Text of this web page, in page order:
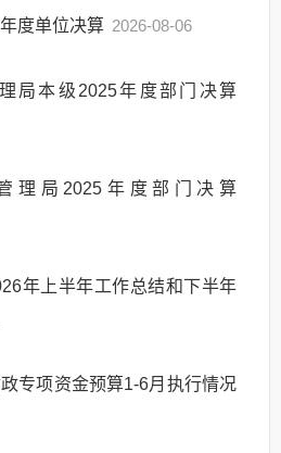
度单位决算 2026-08-06
局本级2025年度部门决算
理局2025年度部门决算
年上半年工作总结和下半年
专项资金预算1-6月执行情况